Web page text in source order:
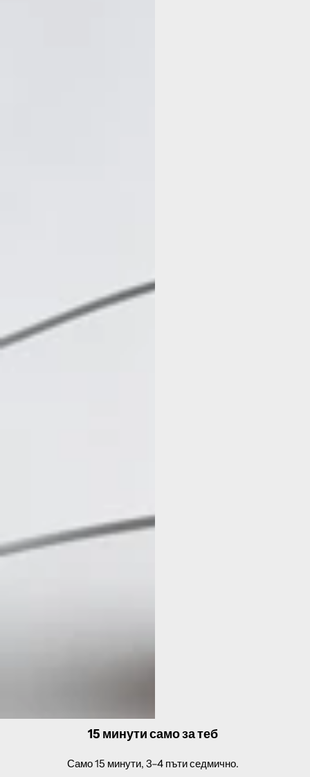
15 минути само за теб
Само 15 минути, 3–4 пъти седмично.